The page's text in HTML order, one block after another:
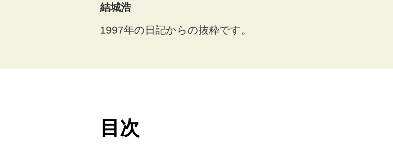
結城浩
1997年の日記からの抜粋です。
目次